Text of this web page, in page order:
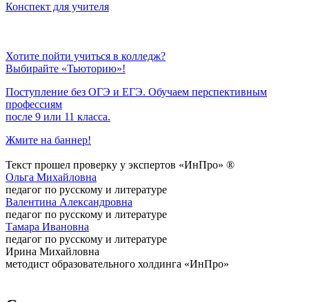
Конспект для учителя
Хотите пойти учиться в колледж?
Выбирайте «Тьюторию»!
Поступление без ОГЭ и ЕГЭ. Обучаем перспективным
профессиям
после 9 или 11 класса.
Жмите на баннер!
Текст прошел проверку у экспертов «ИнПро» ®
Ольга Михайловна
педагог по русскому и литературе
Валентина Александровна
педагог по русскому и литературе
Тамара Ивановна
педагог по русскому и литературе
Ирина Михайловна
методист образовательного холдинга «ИнПро»